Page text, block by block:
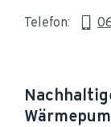
Telefon: